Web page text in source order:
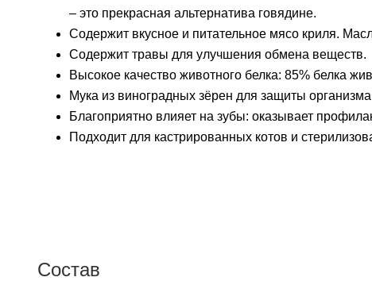
– это прекрасная альтернатива говядине.
Содержит вкусное и питательное мясо криля.
Содержит травы для улучшения обмена веществ.
Высокое качество животного белка: 85% белка
Мука из виноградных зёрен для защиты
Благоприятно влияет на зубы: оказывает
Подходит для кастрированных котов и
Состав